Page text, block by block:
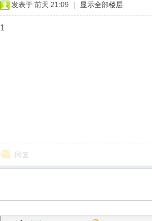
发表于 前天 21:09 显示全部楼层
1
回复